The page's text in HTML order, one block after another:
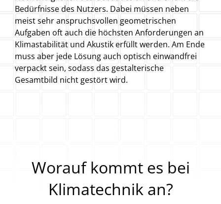
Bedürfnisse des Nutzers. Dabei müssen neben
meist sehr anspruchsvollen geometrischen
Aufgaben oft auch die höchsten Anforderungen an
Klimastabilität und Akustik erfüllt werden. Am Ende
muss aber jede Lösung auch optisch einwandfrei
verpackt sein, sodass das gestalterische
Gesamtbild nicht gestört wird.
Worauf kommt es bei
Klimatechnik an?